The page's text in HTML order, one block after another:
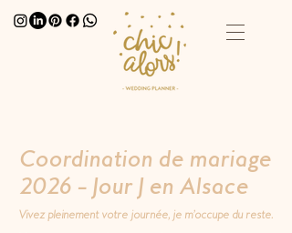
Coordination de mariage
2026 – Jour J en Alsace
Vivez pleinement votre journée, je m’occupe du reste.